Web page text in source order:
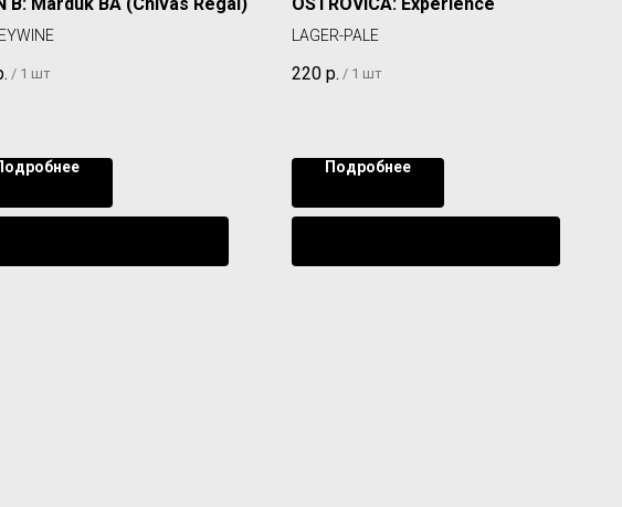
/ 1 шт
LAGER-PALE
220 р. / 1 шт
Подробнее